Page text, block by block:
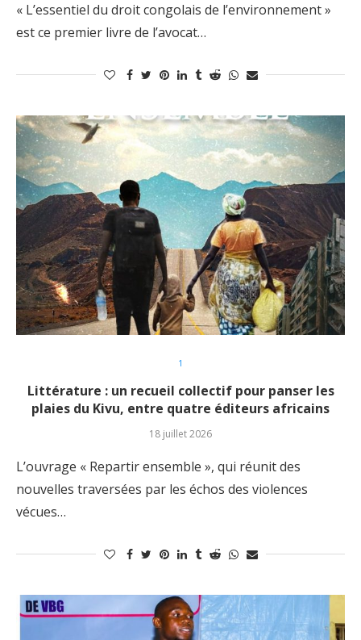
« L’essentiel du droit congolais de l’environnement »
est ce premier livre de l’avocat…
1
Littérature : un recueil collectif pour panser les
plaies du Kivu, entre quatre éditeurs africains
18 juillet 2026
L’ouvrage « Repartir ensemble », qui réunit des
nouvelles traversées par les échos des violences
vécues…